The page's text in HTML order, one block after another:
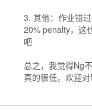
3. 其他：作业错
20% penalty，这
吧
总之，我觉得Ng
真的很低，欢迎对